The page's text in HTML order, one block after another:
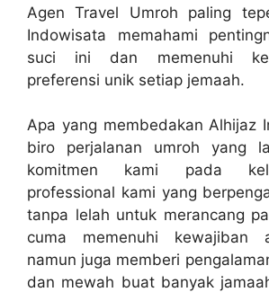
Agen Travel Umroh paling
Indowisata memahami
suci ini dan memenuhi
preferensi unik setiap jemaah.
Apa yang membedakan Alhijaz
biro perjalanan umroh yang
komitmen kami pada
professional kami yang
tanpa lelah untuk merancang
cuma memenuhi kewajiban
namun juga memberi
dan mewah buat banyak